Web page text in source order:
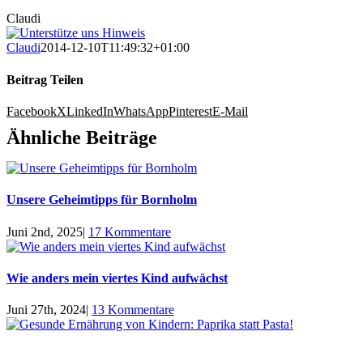
Claudi
Claudi2014-12-10T11:49:32+01:00
Beitrag Teilen
FacebookXLinkedInWhatsAppPinterestE-Mail
Ähnliche Beiträge
Unsere Geheimtipps für Bornholm
Juni 2nd, 2025| 17 Kommentare
Wie anders mein viertes Kind aufwächst
Juni 27th, 2024| 13 Kommentare